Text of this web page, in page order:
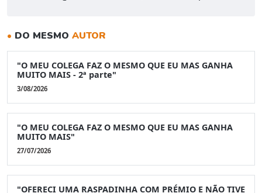
• DO MESMO AUTOR
"O MEU COLEGA FAZ O MESMO QUE EU MAS GANHA
MUITO MAIS - 2ª parte"
3/08/2026
"O MEU COLEGA FAZ O MESMO QUE EU MAS GANHA
MUITO MAIS"
27/07/2026
"OFERECI UMA RASPADINHA COM PRÉMIO E NÃO TIVE